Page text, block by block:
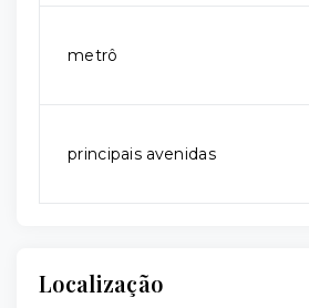
metrô
principais avenidas
Localização